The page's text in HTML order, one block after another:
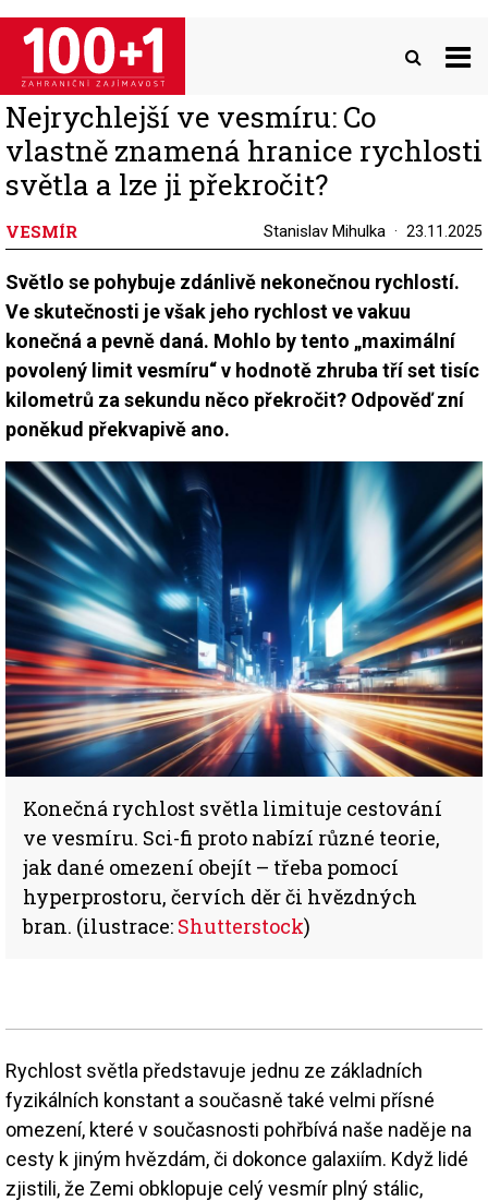
Přejít
hlavnímu
obsahu
Nejrychlejší ve vesmíru: Co
vlastně znamená hranice rychlosti
světla a lze ji překročit?
VESMÍR Stanislav Mihulka 23.11.2025
Světlo se pohybuje zdánlivě nekonečnou rychlostí.
Ve skutečnosti je však jeho rychlost ve vakuu
konečná a pevně daná. Mohlo by tento „maximální
povolený limit vesmíru“ v hodnotě zhruba tří set tisíc
kilometrů za sekundu něco překročit? Odpověď zní
poněkud překvapivě ano.
Konečná rychlost světla limituje cestování
ve vesmíru. Sci-fi proto nabízí různé teorie,
jak dané omezení obejít – třeba pomocí
hyperprostoru, červích děr či hvězdných
bran. (ilustrace: Shutterstock)
Rychlost světla představuje jednu ze základních
fyzikálních konstant a současně také velmi přísné
omezení, které v současnosti pohřbívá naše naděje na
cesty k jiným hvězdám, či dokonce galaxiím. Když lidé
zjistili, že Zemi obklopuje celý vesmír plný stálic,